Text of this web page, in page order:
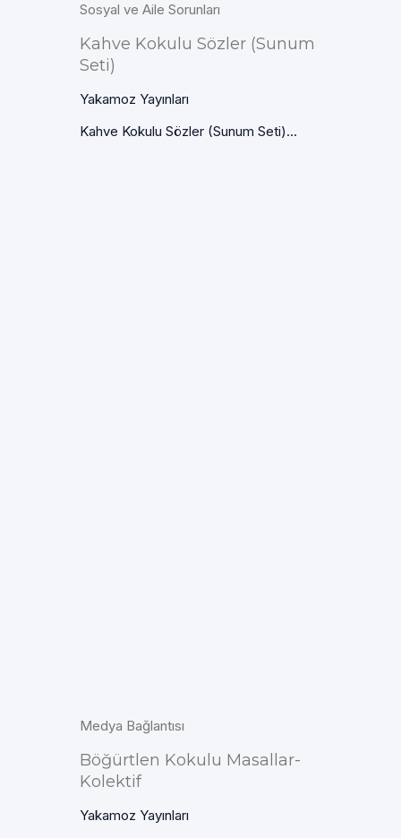
Sosyal ve Aile Sorunları
Kahve Kokulu Sözler (Sunum
Seti)
Yakamoz Yayınları
Kahve Kokulu Sözler (Sunum Seti)...
Medya Bağlantısı
Böğürtlen Kokulu Masallar-
Kolektif
Yakamoz Yayınları